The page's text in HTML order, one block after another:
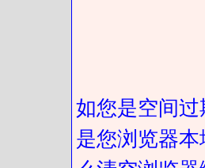
如您是空间
是您浏览器